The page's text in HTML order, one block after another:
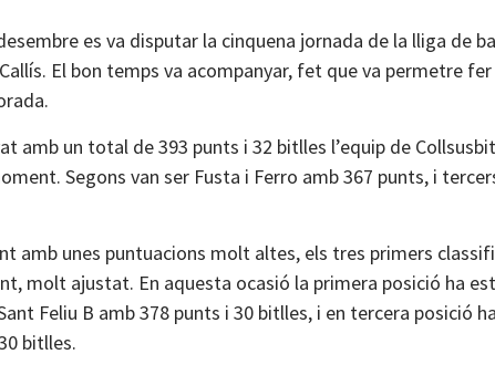
es va disputar la cinquena jornada de la lliga de
El bon temps va acompanyar, fet que va permetre
amb un total de 393 punts i 32 bitlles l’equip de
Segons van ser Fusta i Ferro amb 367 punts, i
amb unes puntuacions molt altes, els tres primers
molt ajustat. En aquesta ocasió la primera posició ha
Feliu B amb 378 punts i 30 bitlles, i en tercera posició
bitlles.